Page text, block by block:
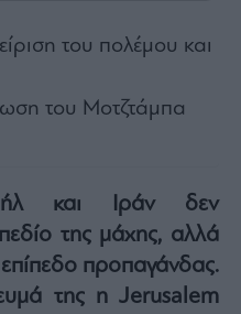
του πολέμου και
του Μοτζτάμπα
και Ιράν δεν
της μάχης, αλλά
επίπεδο προπαγάνδας.
της η Jerusalem